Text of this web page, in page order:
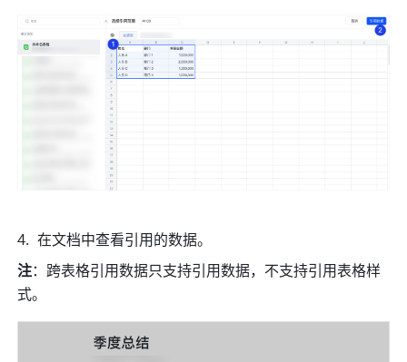
在文档中查看引用的数据。
注：跨表格引用数据只支持引用数据，不支持引用表格样
式。